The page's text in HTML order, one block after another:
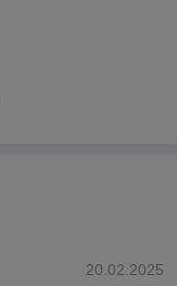
20.02.2025